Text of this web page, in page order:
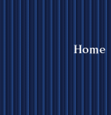
Home